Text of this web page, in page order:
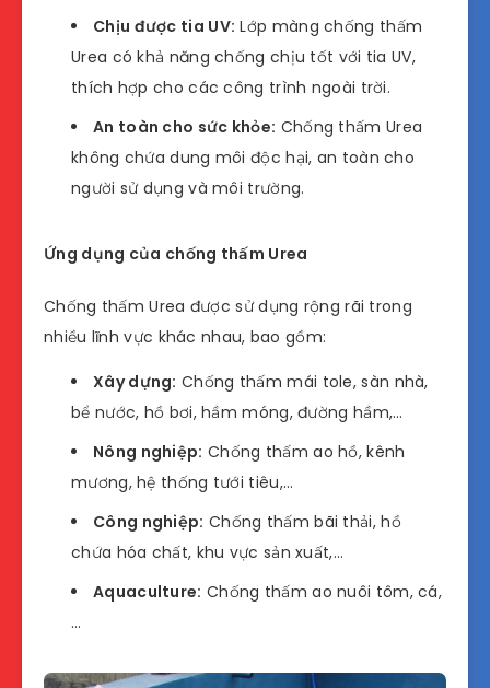
Chịu được tia UV: Lớp màng chống thấm
Urea có khả năng chống chịu tốt với tia UV,
thích hợp cho các công trình ngoài trời.
An toàn cho sức khỏe: Chống thấm Urea
không chứa dung môi độc hại, an toàn cho
người sử dụng và môi trường.
Ứng dụng của chống thấm Urea
Chống thấm Urea được sử dụng rộng rãi trong
nhiều lĩnh vực khác nhau, bao gồm:
Xây dựng: Chống thấm mái tole, sàn nhà,
bể nước, hồ bơi, hầm móng, đường hầm,…
Nông nghiệp: Chống thấm ao hồ, kênh
mương, hệ thống tưới tiêu,…
Công nghiệp: Chống thấm bãi thải, hồ
chứa hóa chất, khu vực sản xuất,…
Aquaculture: Chống thấm ao nuôi tôm, cá,
…